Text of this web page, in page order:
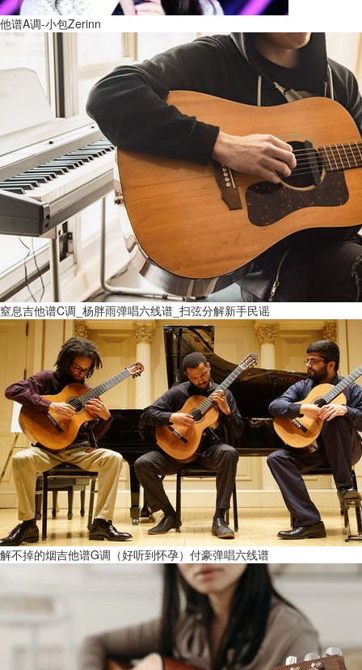
他谱A调-小包Zerinn
窒息吉他谱C调_杨胖雨弹唱六线谱_扫弦分解新手民谣
解不掉的烟吉他谱G调（好听到怀孕）付豪弹唱六线谱